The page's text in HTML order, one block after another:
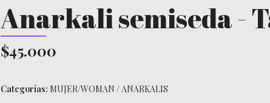
Anarkali semiseda -
$45.000
Categorías: MUJER/WOMAN /ANARKALIS